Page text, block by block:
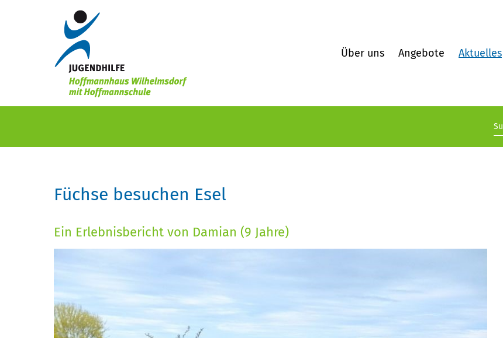
Über uns Angebote Aktuelles
Füchse besuchen Esel
Ein Erlebnisbericht von Damian (9 Jahre)